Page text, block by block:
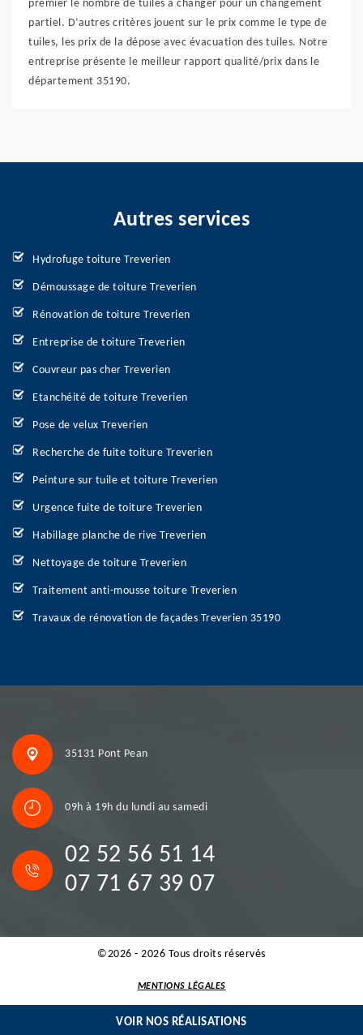
premier le nombre de tuiles à changer pour un changement
partiel. D’autres critères jouent sur le prix comme le type de
tuiles, les prix de la dépose avec évacuation des tuiles. Notre
entreprise présente le meilleur rapport qualité/prix dans le
département 35190.
Autres services
Hydrofuge toiture Treverien
Démoussage de toiture Treverien
Rénovation de toiture Treverien
Entreprise de toiture Treverien
Couvreur pas cher Treverien
Etanchéité de toiture Treverien
Pose de velux Treverien
Recherche de fuite toiture Treverien
Peinture sur tuile et toiture Treverien
Urgence fuite de toiture Treverien
Habillage planche de rive Treverien
Nettoyage de toiture Treverien
Traitement anti-mousse toiture Treverien
Travaux de rénovation de façades Treverien 35190
35131 Pont Pean
09h à 19h du lundi au samedi
02 52 56 51 14
07 71 67 39 07
©2026 - 2026 Tous droits réservés
MENTIONS LÉGALES
VOIR NOS RÉALISATIONS